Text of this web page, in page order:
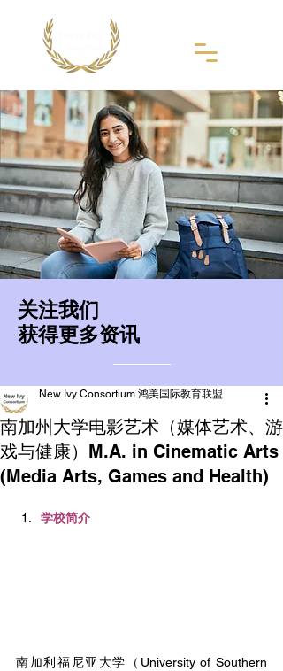
​关注我们
获得更多资讯
南加州大学电影艺术（媒体艺术、游
戏与健康）M.A. in Cinematic Arts
(Media Arts, Games and Health)
New Ivy Consortium 鸿美国际教育联盟
学校简介
南加利福尼亚大学（University of Southern